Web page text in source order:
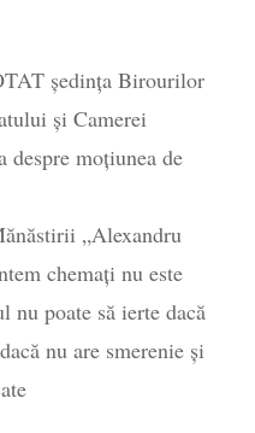
înlăturat din Iași
ședința Birourilor
şi Camerei
despre moțiunea de
„Alexandru
chemați nu este
nu poate să ierte dacă
nu are smerenie și